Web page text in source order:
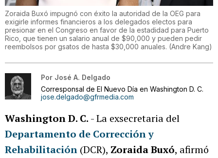
Zoraida Buxó impugnó con éxito la autoridad de la OEG para
exigirle informes financieros a los delegados electos para
presionar en el Congreso en favor de la estadidad para Puerto
Rico, que tienen un salario anual de $90,000 y pueden pedir
reembolsos por gsatos de hasta $30,000 anuales. (Andre Kang)
Por José A. Delgado
Corresponsal de El Nuevo Día en Washington D. C.
jose.delgado@gfrmedia.com
Washington D. C. - La exsecretaria del
Departamento de Corrección y
Rehabilitación (DCR), Zoraida Buxó, afirmó